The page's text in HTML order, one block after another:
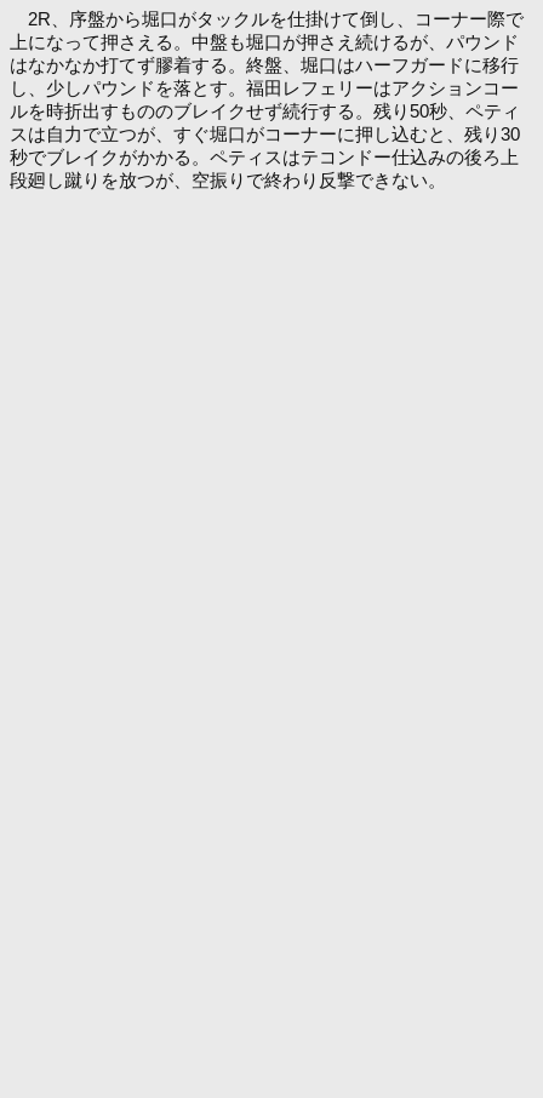
2R、序盤から堀口がタックルを仕掛けて倒し、コーナー際で
上になって押さえる。中盤も堀口が押さえ続けるが、パウンド
はなかなか打てず膠着する。終盤、堀口はハーフガードに移行
し、少しパウンドを落とす。福田レフェリーはアクションコー
ルを時折出すもののブレイクせず続行する。残り50秒、ペティ
スは自力で立つが、すぐ堀口がコーナーに押し込むと、残り30
秒でブレイクがかかる。ペティスはテコンドー仕込みの後ろ上
段廻し蹴りを放つが、空振りで終わり反撃できない。